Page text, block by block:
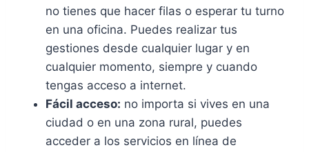
no tienes que hacer filas o esperar tu turno
en una oficina. Puedes realizar tus
gestiones desde cualquier lugar y en
cualquier momento, siempre y cuando
tengas acceso a internet.
Fácil acceso: no importa si vives en una
ciudad o en una zona rural, puedes
acceder a los servicios en línea de